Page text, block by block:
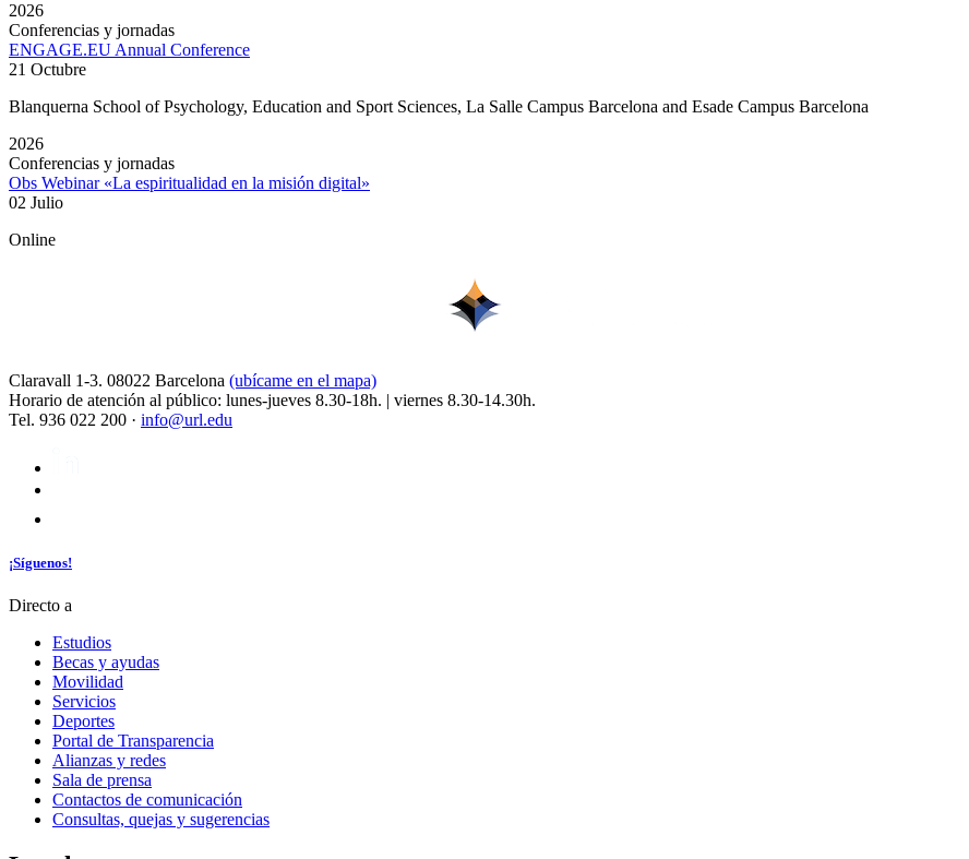
2026
Conferencias y jornadas
ENGAGE.EU Annual Conference
21 Octubre
Blanquerna School of Psychology, Education and Sport Sciences, La Salle Campus Barcelona and Esade Campus Barcelona
2026
Conferencias y jornadas
Obs Webinar «La espiritualidad en la misión digital»
02 Julio
Online
Claravall 1-3. 08022 Barcelona (ubícame en el mapa)
Horario de atención al público: lunes-jueves 8.30-18h. | viernes 8.30-14.30h.
Tel. 936 022 200 · info@url.edu
¡Síguenos!
Directo a
Estudios
Becas y ayudas
Movilidad
Servicios
Deportes
Portal de Transparencia
Alianzas y redes
Sala de prensa
Contactos de comunicación
Consultas, quejas y sugerencias